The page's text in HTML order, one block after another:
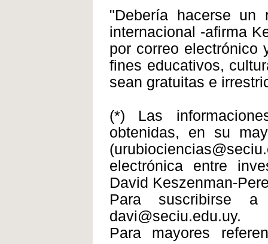
"Debería hacerse un
internacional -afirma
por correo electrónico
fines educativos,
sean gratuitas e
(*) Las
obtenidas, en su
electrónica entre
David Keszenman-
Para suscribirse
davi@seciu.edu.uy.
Para mayores